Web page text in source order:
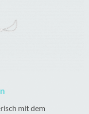
mit dem